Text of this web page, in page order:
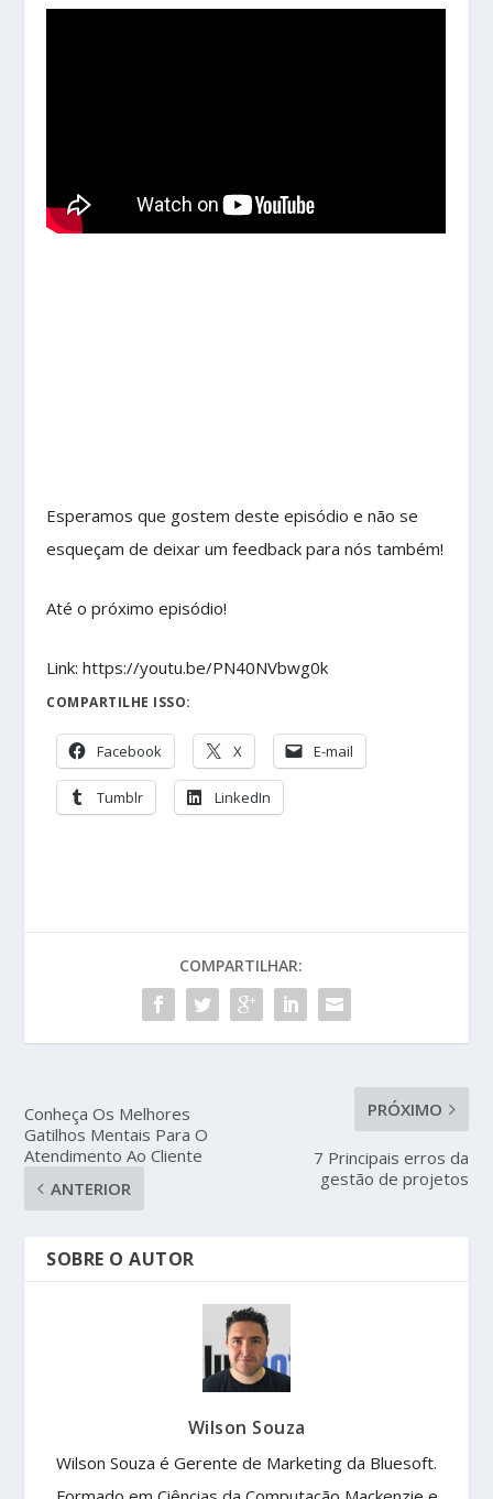
Esperamos que gostem deste episódio e não se
esqueçam de deixar um feedback para nós também!
Até o próximo episódio!
Link: https://youtu.be/PN40NVbwg0k
COMPARTILHE ISSO:
Facebook X E-mail
Tumblr LinkedIn
COMPARTILHAR:
Conheça Os Melhores
Gatilhos Mentais Para O
Atendimento Ao Cliente
ANTERIOR
PRÓXIMO
7 Principais erros da
gestão de projetos
SOBRE O AUTOR
Wilson Souza
Wilson Souza é Gerente de Marketing da Bluesoft.